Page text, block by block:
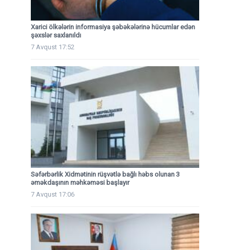
Xarici ölkələrin informasiya şəbəkələrinə hücumlar edən
şəxslər saxlanıldı
7 Avqust 17:52
Səfərbərlik Xidmətinin rüşvətlə bağlı həbs olunan 3
əməkdaşının məhkəməsi başlayır
7 Avqust 17:06